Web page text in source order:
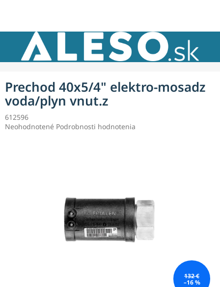
Prechod 40x5/4" elektro-mosadz
voda/plyn vnut.z
612596
Priemerné
Neohodnotené Podrobnosti hodnotenia
132 €
–16 %